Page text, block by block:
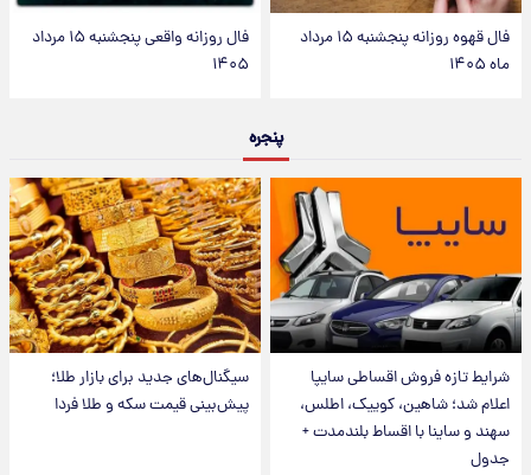
فال قهوه روزانه پنجشنبه ۱۵ مرداد
ماه ۱۴۰۵
فال روزانه واقعی پنجشنبه ۱۵ مرداد
۱۴۰۵
پنجره
شرایط تازه فروش اقساطی سایپا
اعلام شد؛ شاهین، کوییک، اطلس،
سهند و ساینا با اقساط بلندمدت +
جدول
سیگنال‌های جدید برای بازار طلا؛
پیش‌بینی قیمت سکه و طلا فردا